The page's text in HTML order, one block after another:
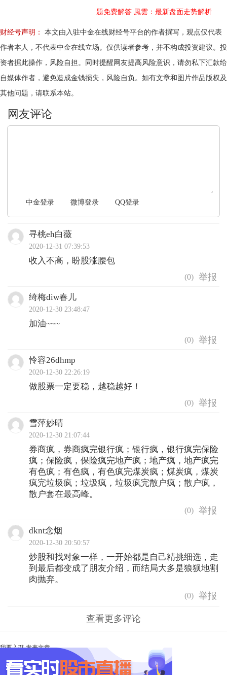
题免费解答 風雲：最新盘面走势解析
财经号声明：
本文由入驻中金在线财经号平台的作者撰写，观点仅代表
作者本人，不代表中金在线立场。仅供读者参考，并不构成投资建议。投
资者据此操作，风险自担。同时提醒网友提高风险意识，请勿私下汇款给
自媒体作者，避免造成金钱损失，风险自负。如有文章和图片作品版权及
其他问题，请联系本站。
中金登录 微博登录 QQ登录
寻桃eh白薇
2020-12-31 07:39:53
收入不高，盼股涨腰包
(0)
绮梅diw春儿
2020-12-30 23:48:47
加油~~~
(0)
怜容26dhmp
2020-12-30 22:26:19
做股票一定要稳，越稳越好！
(0)
雪萍妙晴
2020-12-30 21:07:44
券商疯，券商疯完银行疯；银行疯，银行疯完保险
疯；保险疯，保险疯完地产疯；地产疯，地产疯完
有色疯；有色疯，有色疯完煤炭疯；煤炭疯，煤炭
疯完垃圾疯；垃圾疯，垃圾疯完散户疯；散户疯，
散户套在最高峰。
(0)
dknt念烟
2020-12-30 20:50:57
炒股和找对象一样，一开始都是自己精挑细选，走
到最后都变成了朋友介绍，而结局大多是狼狈地割
肉抛弃。
(0)
查看更多评论
我要入驻 发表文章
Ta未开启直播